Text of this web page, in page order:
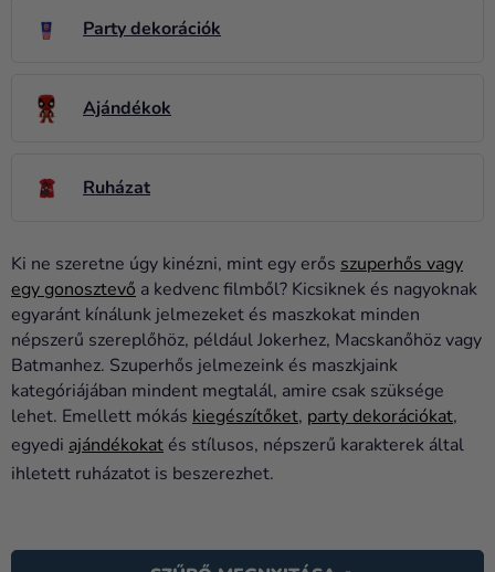
Sütés
Ajándékok
Kreatív
kellékek
Témák
Személyre
szabott
termékek
Kiárusítás
Party dekorációk
Ajándékok
Ruházat
Ki ne szeretne úgy kinézni, mint egy erős szuperhős vagy
egy gonosztevő a kedvenc filmből? Kicsiknek és nagyoknak
egyaránt kínálunk jelmezeket és maszkokat minden
népszerű szereplőhöz, például Jokerhez, Macskanőhöz vagy
Batmanhez. Szuperhős jelmezeink és maszkjaink
kategóriájában mindent megtalál, amire csak szüksége
lehet. Emellett mókás kiegészítőket, party dekorációkat,
egyedi ajándékokat és stílusos, népszerű karakterek által
ihletett ruházatot is beszerezhet.
E